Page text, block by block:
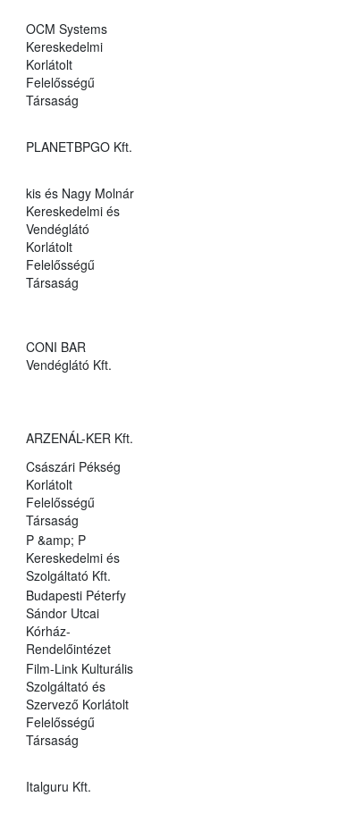
OCM Systems
Kereskedelmi
Korlátolt
Felelősségű
Társaság
PLANETBPGO Kft.
kis és Nagy Molnár
Kereskedelmi és
Vendéglátó
Korlátolt
Felelősségű
Társaság
CONI BAR
Vendéglátó Kft.
ARZENÁL-KER Kft.
Császári Pékség
Korlátolt
Felelősségű
Társaság
P &amp; P
Kereskedelmi és
Szolgáltató Kft.
Budapesti Péterfy
Sándor Utcai
Kórház-
Rendelőintézet
Film-Link Kulturális
Szolgáltató és
Szervező Korlátolt
Felelősségű
Társaság
Italguru Kft.